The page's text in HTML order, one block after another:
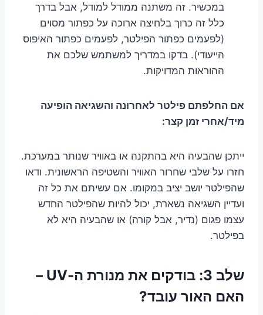
במכשיר. זה משתנה ממודל למודל, אבל בדרך
כלל זה כרוך בלחיצה ארוכה על כפתור מסוים
(לפעמים כפתור הפילטר, לפעמים כפתור האיפוס
הייעודי). בדקו במדריך למשתמש שלכם את
ההוראות המדויקות.
אם החלפתם פילטר לאחרונה והשגיאה הופיעה
מיד/אחרי זמן קצר:
ייתכן שהבעיה היא בהתקנה או באוויר שנותר במערכת.
חזרו על שלבי שחרור האוויר והשטיפה הראשונית. ודאו
שהפילטר יושב יציב במקומו. אם עשיתם את כל זה
ועדיין השגיאה נשארת, יכול להיות שהפילטר החדש
עצמו פגום (נדיר, אבל קורה) או שהבעיה היא לא
בפילטר.
שלב 3: בודקים את מנורת ה-UV –
האם האור עובד?